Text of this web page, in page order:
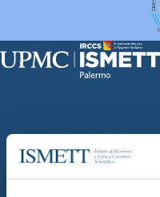
Capitale sociale:
€2.000.000, interamente versato